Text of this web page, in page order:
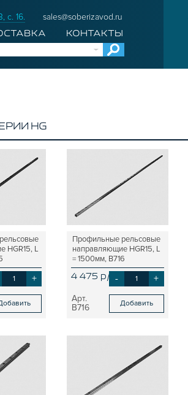
с. 16. sales@soberizavod.ru
КОНТАКТЫ
HG
HGR15, L
+
Профильные рельсовые
направляющие HGR15, L
= 1500мм, B716
4 475 р/шт
- +
B716 Добавить